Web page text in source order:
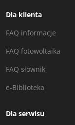
Dla klienta
FAQ informacje
FAQ fotowoltaika
FAQ słownik
e-Biblioteka
Dla serwisu